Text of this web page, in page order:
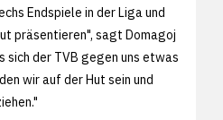
Endspiele in der Liga und
präsentieren", sagt Domagoj
sich der TVB gegen uns etwas
wir auf der Hut sein und